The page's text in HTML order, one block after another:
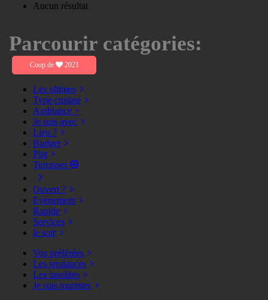
Aucun résultat
Parcourir catégories:
Coup de 2021
Les ultimes
Type cuisine
Ambiance >
Je suis avec
Lieu ?
Budget
Plat
Terrasses
Ouvert ?
Evènement
Rapide
Services
le soir
Vos préférées
Les tendances
Les insolites
Je suis touristes